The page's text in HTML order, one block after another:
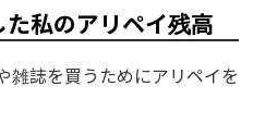
私のアリペイ残高
雑誌を買うためにアリペイを